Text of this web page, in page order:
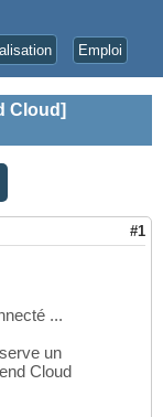
Emploi
Cloud]
#1
...
un
Cloud